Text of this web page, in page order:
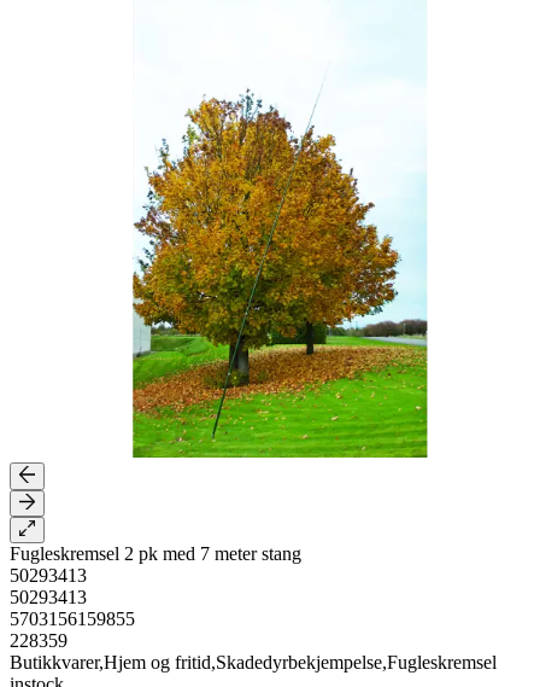
Fugleskremsel 2 pk med 7 meter stang
50293413
50293413
5703156159855
228359
Butikkvarer,Hjem og fritid,Skadedyrbekjempelse,Fugleskremsel